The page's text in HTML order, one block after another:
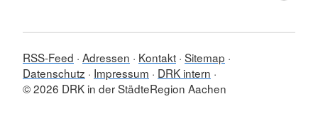
RSS-Feed Adressen Kontakt Sitemap
Datenschutz
Impressum
DRK intern
© 2026 DRK in der StädteRegion Aachen